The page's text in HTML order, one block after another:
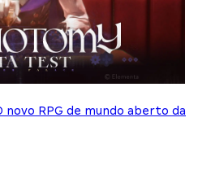
novo RPG de mundo aberto da